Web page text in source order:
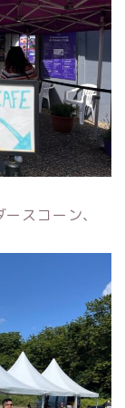
スコーン、